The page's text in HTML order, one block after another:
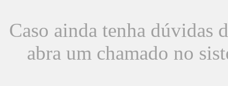
Caso ainda tenha dúvidas
abra um chamado no